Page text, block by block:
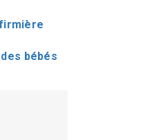
bébés